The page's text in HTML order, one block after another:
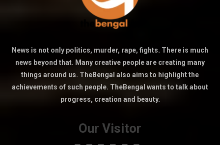
News is not only politics, murder, rape, fights. There is much
news beyond that. Many creative people are creating many
things around us. TheBengal also aims to highlight the
achievements of such people. TheBengal wants to talk about
progress, creation and beauty.
Our Visitor